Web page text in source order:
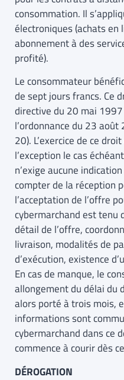
consommation. Il
électroniques (achats en
abonnement à des
profité).
Le consommateur
de sept jours francs. Ce
directive du 20 mai
l’ordonnance du 23
20). L’exercice de ce
l’exception le cas
n’exige aucune
compter de la réception
l’acceptation de l’offre
cybermarchand est tenu
détail de l’offre,
livraison, modalités de
d’exécution, existence
En cas de manque, le
allongement du délai du
alors porté à trois mois,
informations sont
cybermarchand dans ce
commence à courir dès
DÉROGATION